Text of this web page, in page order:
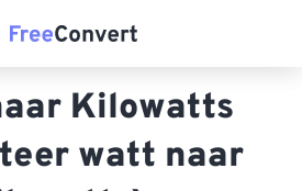
Kilowatts
watt naar